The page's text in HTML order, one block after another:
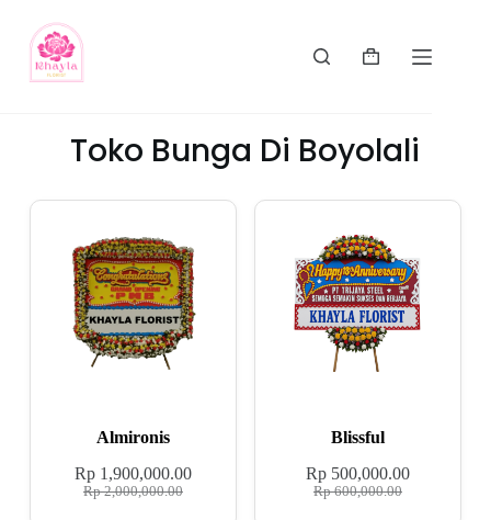
Toko Bunga Di Boyolali
Almironis
Rp2,000,000.00
Rp1,900,000.00
Blissful
Rp600,000.00
Rp 500,000.00